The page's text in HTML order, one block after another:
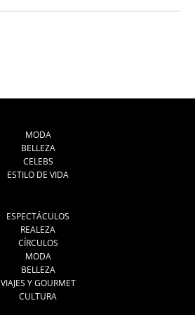
MODA
BELLEZA
CELEBS
ESTILO DE VIDA
ESPECTÁCULOS
REALEZA
CÍRCULOS
MODA
BELLEZA
VIAJES Y GOURMET
CULTURA